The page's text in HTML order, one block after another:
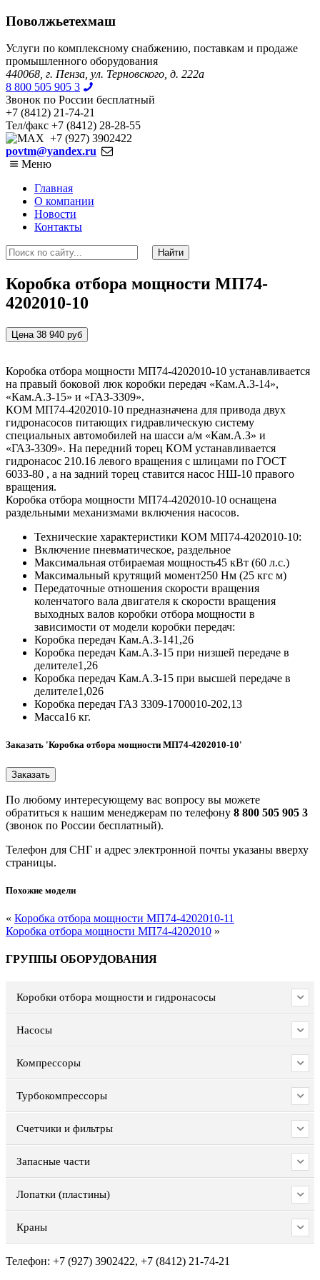
Поволжьетехмаш
Услуги по комплексному снабжению, поставкам и продаже
промышленного оборудования
440068, г. Пенза, ул. Терновского, д. 222а
8 800 505 905 3
Звонок по России бесплатный
+7 (8412) 21-74-21
Тел/факс +7 (8412) 28-28-55
+7 (927) 3902422
povtm@yandex.ru
Меню
Главная
О компании
Новости
Контакты
Коробка отбора мощности МП74-
4202010-10
Цена 38 940 руб
Коробка отбора мощности МП74-4202010-10 устанавливается
на правый боковой люк коробки передач «Кам.А.З-14»,
«Кам.А.З-15» и «ГАЗ-3309».
КОМ МП74-4202010-10 предназначена для привода двух
гидронасосов питающих гидравлическую систему
специальных автомобилей на шасси а/м «Кам.А.З» и
«ГАЗ-3309». На передний торец КОМ устанавливается
гидронасос 210.16 левого вращения с шлицами по ГОСТ
6033-80 , а на задний торец ставится насос НШ-10 правого
вращения.
Коробка отбора мощности МП74-4202010-10 оснащена
раздельными механизмами включения насосов.
Технические характеристики КОМ МП74-4202010-10:
Включение пневматическое, раздельное
Максимальная отбираемая мощность45 кВт (60 л.с.)
Максимальный крутящий момент250 Нм (25 кгс м)
Передаточные отношения скорости вращения
коленчатого вала двигателя к скорости вращения
выходных валов коробки отбора мощности в
зависимости от модели коробки передач:
Коробка передач Кам.А.З-141,26
Коробка передач Кам.А.З-15 при низшей передаче в
делителе1,26
Коробка передач Кам.А.З-15 при высшей передаче в
делителе1,026
Коробка передач ГАЗ 3309-1700010-202,13
Масса16 кг.
Заказать 'Коробка отбора мощности МП74-4202010-10'
По любому интересующему вас вопросу вы можете
обратиться к нашим менеджерам по телефону 8 800 505 905 3
(звонок по России бесплатный).
Телефон для СНГ и адрес электронной почты указаны вверху
страницы.
Похожие модели
« Коробка отбора мощности МП74-4202010-11
Коробка отбора мощности МП74-4202010 »
ГРУППЫ ОБОРУДОВАНИЯ
Коробки отбора мощности и гидронасосы
Насосы
Компрессоры
Турбокомпрессоры
Счетчики и фильтры
Запасные части
Лопатки (пластины)
Краны
Телефон: +7 (927) 3902422, +7 (8412) 21-74-21